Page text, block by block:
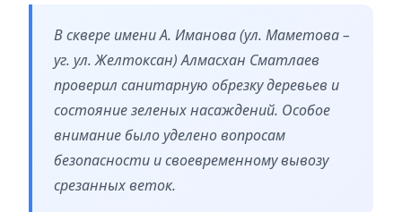
В сквере имени А. Иманова (ул. Маметова –
уг. ул. Желтоксан) Алмасхан Сматлаев
проверил санитарную обрезку деревьев и
состояние зеленых насаждений. Особое
внимание было уделено вопросам
безопасности и своевременному вывозу
срезанных веток.